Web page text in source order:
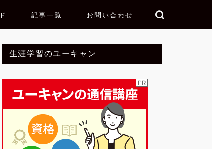
記事一覧 お問い合わせ
生涯学習のユーキャン